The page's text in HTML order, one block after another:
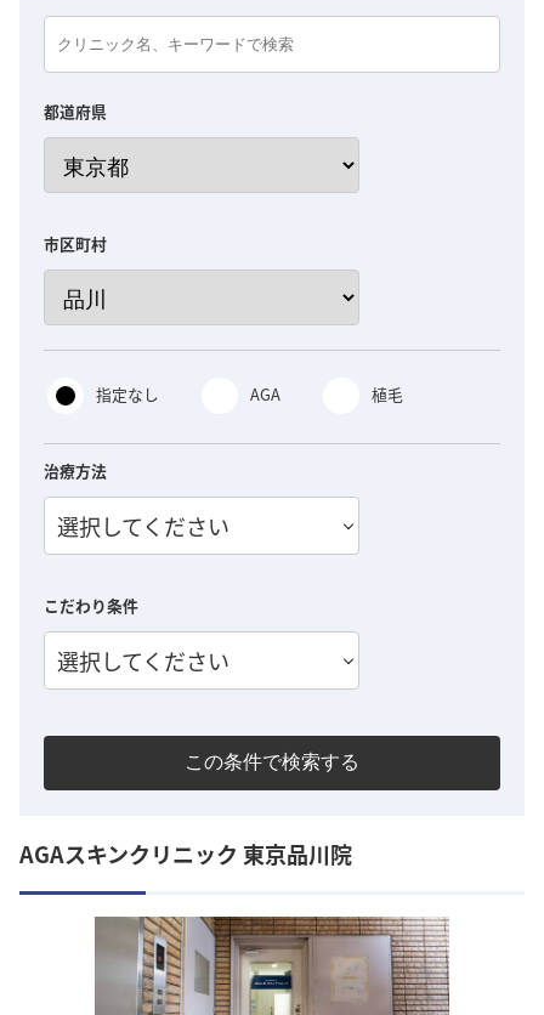
都道府県
市区町村
指定なし AGA 植毛
治療方法
選択してください
こだわり条件
選択してください
この条件で検索する
AGAスキンクリニック 東京品川院